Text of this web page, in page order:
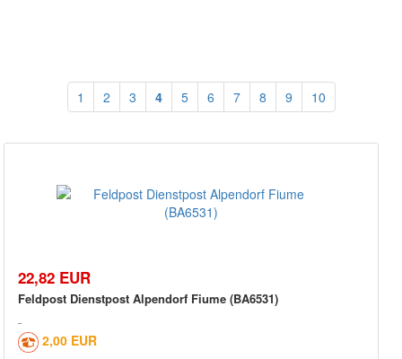
1 2 3 4 5 6 7 8 9 10
22,82 EUR
Feldpost Dienstpost Alpendorf Fiume (BA6531)
2,00 EUR